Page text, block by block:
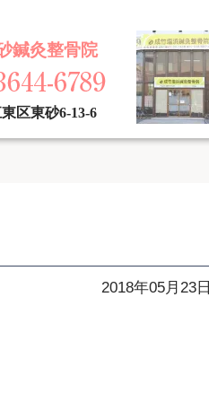
鍼灸整骨院
区東砂6-13-6
2018年05月23日